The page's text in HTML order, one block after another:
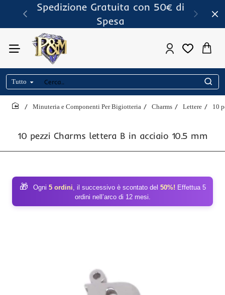
Spedizione Gratuita con 50€ di
Spesa
Tutto
Cerca..
10 pezzi Charms lettera B in acciaio 10.5 mm
Minuteria e Componenti Per Bigiotteria Charms Lettere 10
🎁 Ogni 5 ordini, il successivo è scontato del 50%! Effettua 5
ordini nell’arco di 12 mesi.